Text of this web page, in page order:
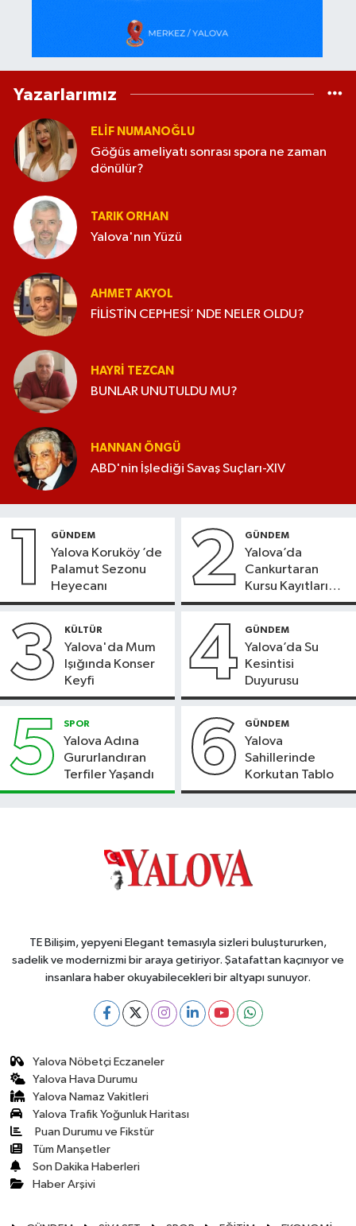
Yazarlarımız
ELİF NUMANOĞLU
Göğüs ameliyatı sonrası spora ne zaman
dönülür?
TARIK ORHAN
Yalova'nın Yüzü
AHMET AKYOL
FİLİSTİN CEPHESİ’ NDE NELER OLDU?
HAYRI TEZCAN
BUNLAR UNUTULDU MU?
HANNAN ÖNGÜ
ABD'nin İşlediği Savaş Suçları-XIV
1 GÜNDEM
Yalova Koruköy ’de
Palamut Sezonu
Heyecanı
2 GÜNDEM
Yalova’da
Cankurtaran
Kursu Kayıtları
Başladı
3 KÜLTÜR
Yalova'da Mum
Işığında Konser
Keyfi
4 GÜNDEM
Yalova’da Su
Kesintisi
Duyurusu
5 SPOR
Yalova Adına
Gururlandıran
Terfiler Yaşandı
6 GÜNDEM
Yalova
Sahillerinde
Korkutan Tablo
TE Bilişim, yepyeni Elegant temasıyla sizleri buluştururken,
sadelik ve modernizmi bir araya getiriyor. Şatafattan kaçınıyor ve
insanlara haber okuyabilecekleri bir altyapı sunuyor.
Yalova Nöbetçi Eczaneler
Yalova Hava Durumu
Yalova Namaz Vakitleri
Yalova Trafik Yoğunluk Haritası
Puan Durumu ve Fikstür
Tüm Manşetler
Son Dakika Haberleri
Haber Arşivi